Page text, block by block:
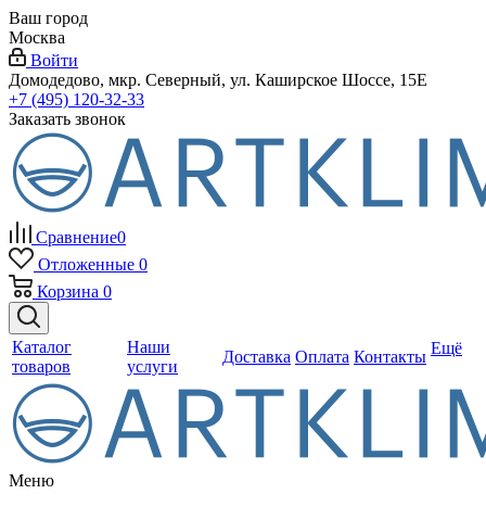
Ваш город
Москва
Войти
Домодедово, мкр. Северный, ул. Каширское Шоссе, 15Е
+7 (495) 120-32-33
Заказать звонок
Сравнение0
Отложенные 0
Корзина 0
Каталог
товаров
Наши
услуги
Доставка Оплата Контакты Ещё
Меню